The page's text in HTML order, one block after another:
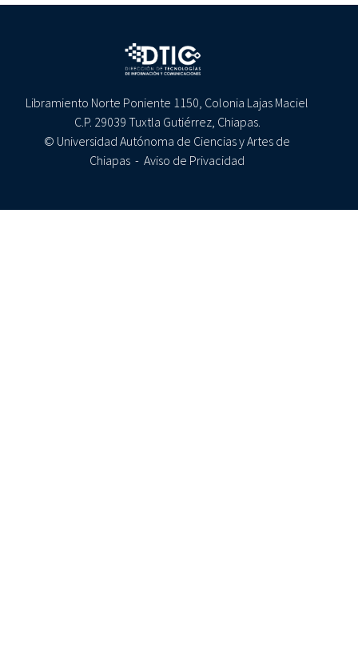
Libramiento Norte Poniente 1150, Colonia Lajas Maciel
C.P. 29039 Tuxtla Gutiérrez, Chiapas.
© Universidad Autónoma de Ciencias y Artes de
Chiapas - Aviso de Privacidad